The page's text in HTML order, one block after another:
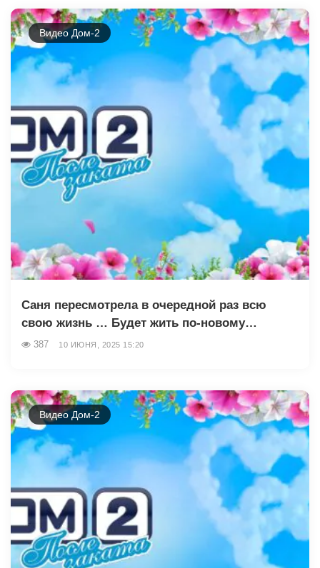
Видео Дом-2
Саня пересмотрела в очередной раз всю
свою жизнь … Будет жить по-новому…
387 10 ИЮНЯ, 2025 15:20
Видео Дом-2